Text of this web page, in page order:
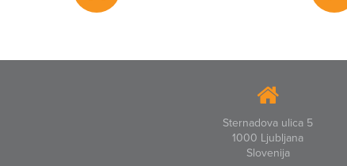
Sternadova ulica 5
1000 Ljubljana
Slovenija